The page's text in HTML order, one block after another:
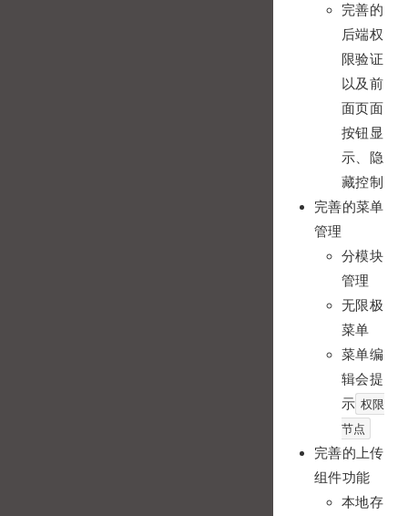
完善的
后端权
限验证
以及前
面页面
按钮显
示、隐
藏控制
完善的菜单
管理
分模块
管理
无限极
菜单
菜单编
辑会提
示 权限
节点
完善的上传
组件功能
本地存